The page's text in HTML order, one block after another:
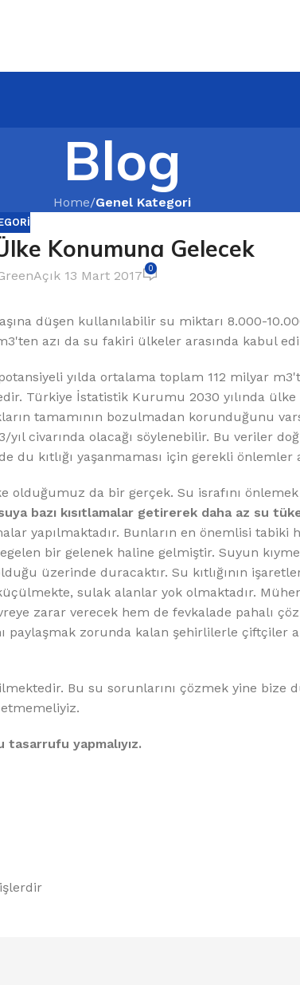
Softlime Serisi
Blog
Home/Genel Kategori
Konumuna Gelecek
Açık 13 Mart 2017 0
düşen kullanılabilir su miktarı 8.000-
azı da su fakiri ülkeler arasında kabul
yılda ortalama toplam 112 milyar
Türkiye İstatistik Kurumu 2030 yılında ülke
tamamının bozulmadan korunduğunu
yıl civarında olacağı söylenebilir. Bu veriler
kıtlığı yaşanmaması için gerekli önlemler
da bir gerçek. Su israfını
bazı kısıtlamalar getirerek daha az su
yapılmaktadır. Bunların en önemlisi tabiki
bir gelenek haline gelmiştir. Suyun
üzerinde duracaktır. Su kıtlığının
sulak alanlar yok olmaktadır.
zarar verecek hem de fevkalade pahalı
paylaşmak zorunda kalan şehirlilerle çiftçiler
Bu su sorunlarını çözmek yine bize
yapmalıyız.